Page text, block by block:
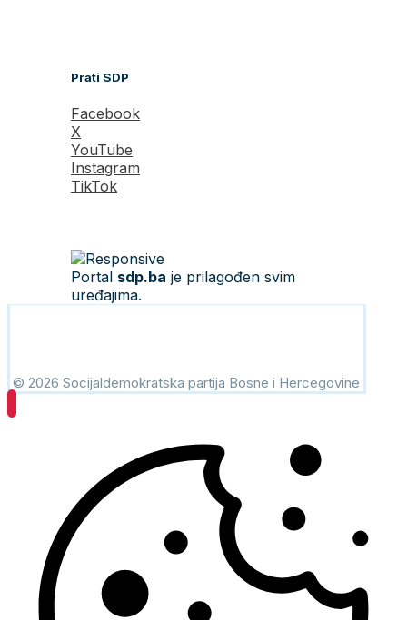
Prati SDP
Facebook
X
YouTube
Instagram
TikTok
Portal sdp.ba je prilagođen svim
uređajima.
© 2026 Socijaldemokratska partija Bosne i Hercegovine